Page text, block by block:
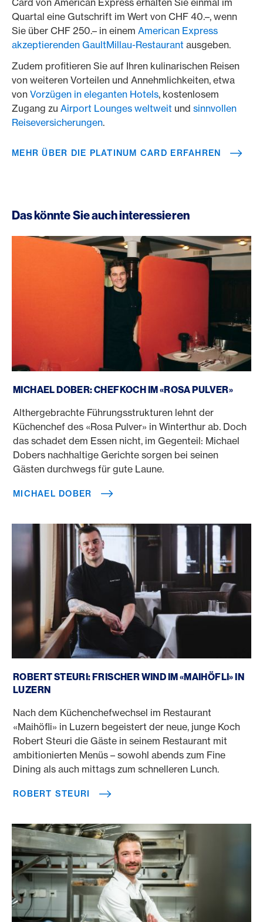
Card von American Express erhalten Sie einmal im
Quartal eine Gutschrift im Wert von CHF 40.–, wenn
Sie über CHF 250.– in einem American Express
akzeptierenden GaultMillau-Restaurant ausgeben.
Zudem profitieren Sie auf Ihren kulinarischen Reisen
von weiteren Vorteilen und Annehmlichkeiten, etwa
von Vorzügen in eleganten Hotels, kostenlosem
Zugang zu Airport Lounges weltweit und sinnvollen
Reiseversicherungen.
MEHR ÜBER DIE PLATINUM CARD ERFAHREN
Das könnte Sie auch interessieren
MICHAEL DOBER: CHEFKOCH IM «ROSA PULVER»
Althergebrachte Führungsstrukturen lehnt der
Küchenchef des «Rosa Pulver» in Winterthur ab. Doch
das schadet dem Essen nicht, im Gegenteil: Michael
Dobers nachhaltige Gerichte sorgen bei seinen
Gästen durchwegs für gute Laune.
MICHAEL DOBER
ROBERT STEURI: FRISCHER WIND IM «MAIHÖFLI» IN
LUZERN
Nach dem Küchenchefwechsel im Restaurant
«Maihöfli» in Luzern begeistert der neue, junge Koch
Robert Steuri die Gäste in seinem Restaurant mit
ambitionierten Menüs – sowohl abends zum Fine
Dining als auch mittags zum schnelleren Lunch.
ROBERT STEURI